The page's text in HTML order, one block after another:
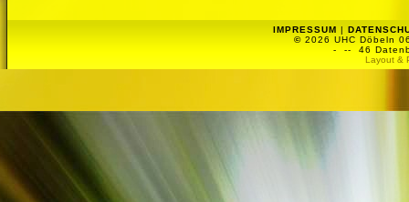
IMPRESSUM |
© 2026 UHC Döbeln
-
-- 46
Layout &